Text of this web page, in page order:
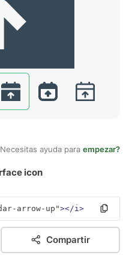
ayuda para empezar?
icon
arrow-up"></i>
Compartir